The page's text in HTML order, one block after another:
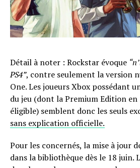
Détail à noter : Rockstar évoque
PS4”, contre seulement la version
One. Les joueurs Xbox possédant
du jeu (dont la Premium Edition
éligible) semblent donc les seuls
sans explication officielle.
Pour les concernés, la mise à jour
dans la bibliothèque dès le 18 juin.